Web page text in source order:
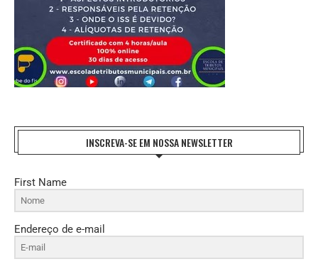
INSCREVA-SE EM NOSSA NEWSLETTER
First Name
Endereço de e-mail